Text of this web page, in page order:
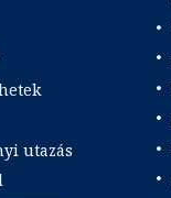
utazás